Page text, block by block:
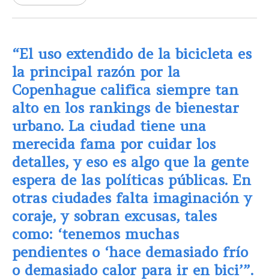
“El uso extendido de la bicicleta es
la principal razón por la
Copenhague califica siempre tan
alto en los rankings de bienestar
urbano. La ciudad tiene una
merecida fama por cuidar los
detalles, y eso es algo que la gente
espera de las políticas públicas. En
otras ciudades falta imaginación y
coraje, y sobran excusas, tales
como: ‘tenemos muchas
pendientes o ‘hace demasiado frío
o demasiado calor para ir en bici’”.